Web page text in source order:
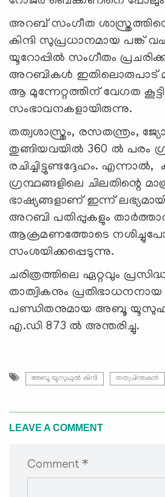
അറബ് സംഗീത
കിന്ദി സുപ്രധാനമായ പങ്ക്
യൂറോപ്പിൽ സംഗീതം
അറബികൾ ഇതിലൊരുപാട്
ആ മുന്നേറ്റത്തിന് വേഗത
സംഭാവനകളായിരുന്നു.
തത്വശാസ്ത്രം, രസതന്ത്രം,
തുങ്ങിയവയിൽ 360 ൽ പരം
രചിച്ചിട്ടുണ്ടദ്ദേഹം. എന്നാൽ,
ഗ്രന്ഥങ്ങളിലെ ചിലതിന്റെ
ഭാഷ്യങ്ങളാണ് ഇന്ന്
അറബി പതിപ്പുകളും
ആക്രമണത്തോടെ
സംശയിക്കപ്പെടുന്നു.
ചരിത്രത്തിലെ ഏറ്റവും
താത്വികനും പ്രതിഭാധനനായ
പണ്ഡിതനുമായ അബൂ യൂസുഫ്
എ.ഡി 873 ൽ അന്തരിച്ചു.
അബൂ യൂസുഫുൽ കിന്ദി തത്വചിന്തകൻ
LEAVE A COMMENT
Comment *